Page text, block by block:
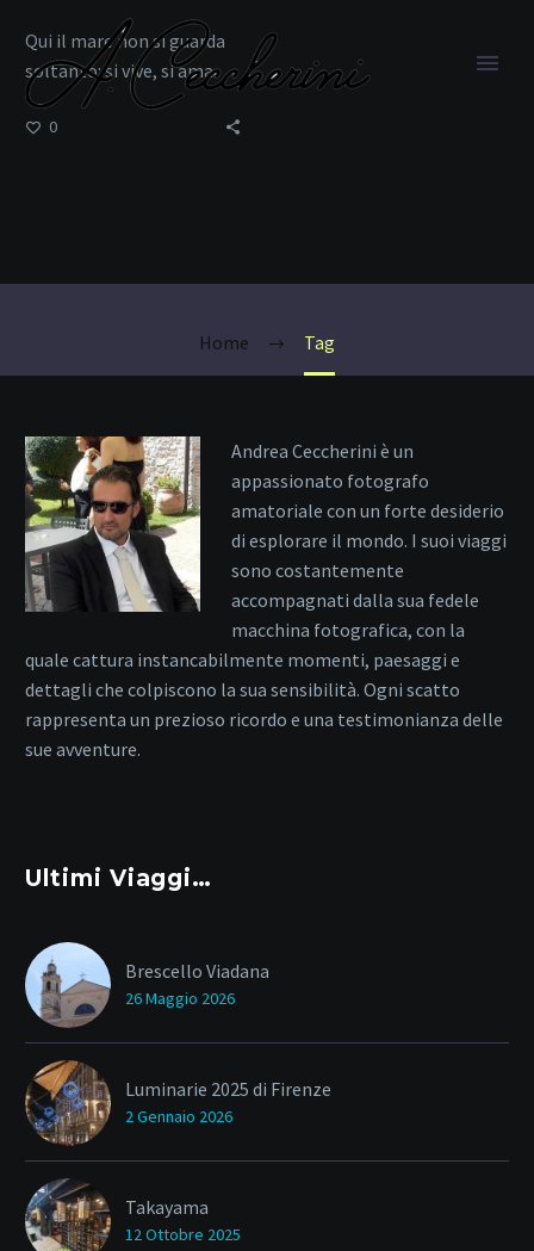
Home Tag
Qui il mare non si guarda
soltanto: si vive, si ama.
0
Andrea Ceccherini è un
appassionato fotografo
amatoriale con un forte desiderio
di esplorare il mondo. I suoi viaggi
sono costantemente
accompagnati dalla sua fedele
macchina fotografica, con la
quale cattura instancabilmente momenti, paesaggi e
dettagli che colpiscono la sua sensibilità. Ogni scatto
rappresenta un prezioso ricordo e una testimonianza delle
sue avventure.
Ultimi Viaggi…
Brescello Viadana
26 Maggio 2026
Luminarie 2025 di Firenze
2 Gennaio 2026
Takayama
12 Ottobre 2025